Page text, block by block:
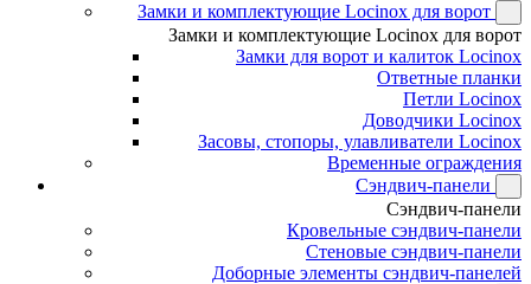
Замки и комплектующие Locinox для ворот
Замки и комплектующие Locinox для ворот
Замки для ворот и калиток Locinox
Ответные планки
Петли Locinox
Доводчики Locinox
Засовы, стопоры, улавливатели Locinox
Временные ограждения
Сэндвич-панели
Сэндвич-панели
Кровельные сэндвич-панели
Стеновые сэндвич-панели
Доборные элементы сэндвич-панелей